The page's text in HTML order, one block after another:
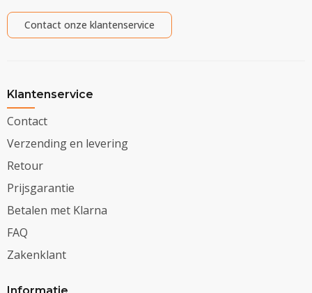
Contact onze klantenservice
Klantenservice
Contact
Verzending en levering
Retour
Prijsgarantie
Betalen met Klarna
FAQ
Zakenklant
Informatie